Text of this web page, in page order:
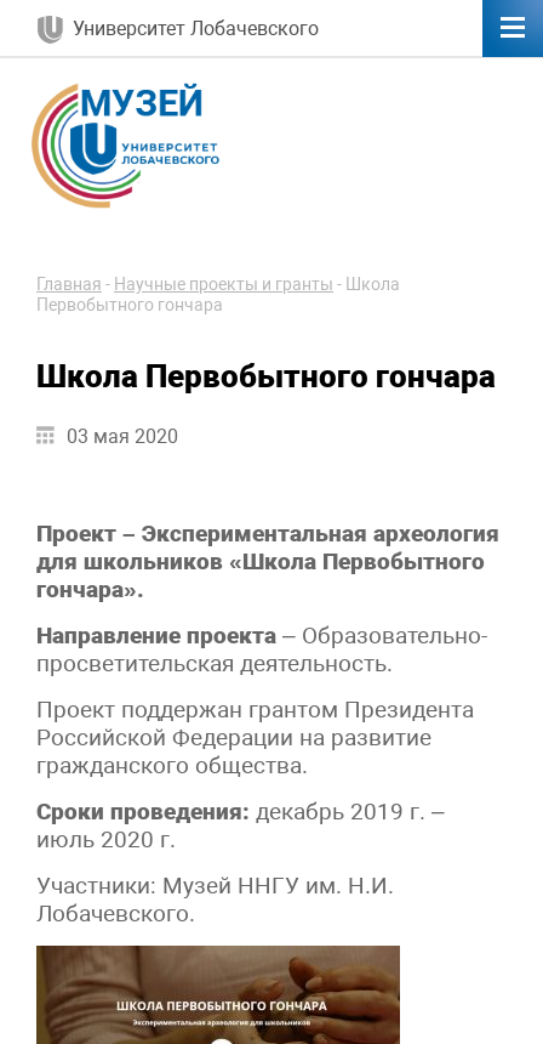
Университет Лобачевского
Главная - Научные проекты и гранты - Школа
Первобытного гончара
Школа Первобытного гончара
03 мая 2020
Проект – Экспериментальная археология
для школьников «Школа Первобытного
гончара».
Направление проекта – Образовательно-
просветительская деятельность.
Проект поддержан грантом Президента
Российской Федерации на развитие
гражданского общества.
Сроки проведения: декабрь 2019 г. –
июль 2020 г.
Участники: Музей ННГУ им. Н.И.
Лобачевского.